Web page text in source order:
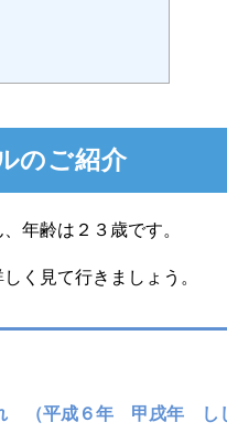
のご紹介
年齢は２３歳です。
く見て行きましょう。
（平成６年 甲戌年 し